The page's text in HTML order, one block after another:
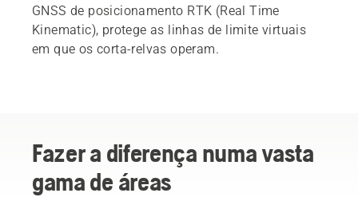
GNSS de posicionamento RTK (Real Time
Kinematic), protege as linhas de limite virtuais
em que os corta-relvas operam.
Fazer a diferença numa vasta
gama de áreas